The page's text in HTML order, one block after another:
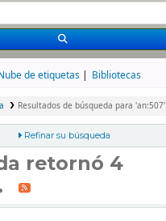
de etiquetas Bibliotecas
Resultados de búsqueda para 'an:507'
Refinar su búsqueda
retornó 4